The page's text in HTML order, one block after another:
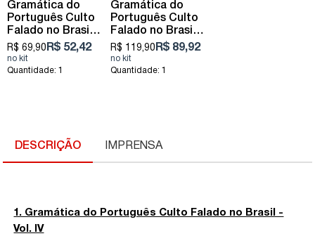
Gramática do
Português Culto
Falado no Brasil
Vol. III - palavras
de classe aberta
R$ 69,90 R$ 52,42
Quantidade: 1
Gramática do
Português Culto
Falado no Brasil
Vol. IV - palavras
de classe
fechada
R$ 119,90 R$ 89,92
Quantidade: 1
DESCRIÇÃO IMPRENSA
1. Gramática do Português Culto Falado no Brasil -
Vol. IV